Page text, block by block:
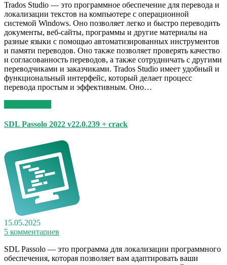
Trados Studio — это программное обеспечение для перевода и
локализации текстов на компьютере с операционной
системой Windows. Оно позволяет легко и быстро переводить
документы, веб-сайты, программы и другие материалы на
разные языки с помощью автоматизированных инструментов
и памяти переводов. Оно также позволяет проверять качество
и согласованность переводов, а также сотрудничать с другими
переводчиками и заказчиками. Trados Studio имеет удобный и
функциональный интерфейс, который делает процесс
перевода простым и эффективным. Оно…
SDL Passolo 2022 v22.0.239 + crack
15.05.2025
5 комментариев
SDL Passolo — это программа для локализации программного
обеспечения, которая позволяет вам адаптировать ваши